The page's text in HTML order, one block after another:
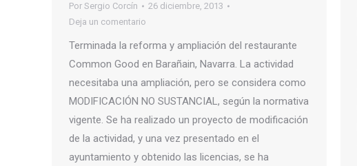
Por Sergio Corcín
26 diciembre, 2013
Deja un comentario
Terminada la reforma y ampliación del restaurante
Common Good en Barañain, Navarra. La actividad
necesitaba una ampliación, pero se considera como
MODIFICACIÓN NO SUSTANCIAL, según la normativa
vigente. Se ha realizado un proyecto de modificación
de la actividad, y una vez presentado en el
ayuntamiento y obtenido las licencias, se ha